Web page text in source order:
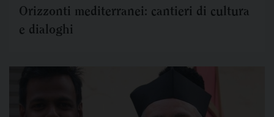
Orizzonti mediterranei: cantieri di cultura
e dialoghi